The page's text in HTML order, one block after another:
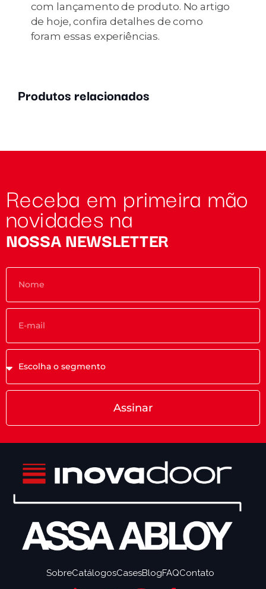
com lançamento de produto. No artigo
de hoje, confira detalhes de como
foram essas experiências.
Produtos relacionados
Receba em primeira mão
novidades na
NOSSA NEWSLETTER
Assinar
SobreCatálogosCasesBlogFAQContato